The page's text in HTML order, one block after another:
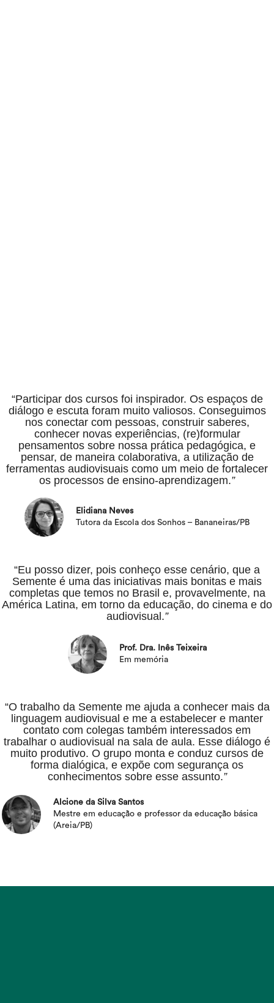
“Participar dos cursos foi inspirador. Os espaços de
diálogo e escuta foram muito valiosos. Conseguimos
nos conectar com pessoas, construir saberes,
conhecer novas experiências, (re)formular
pensamentos sobre nossa prática pedagógica, e
pensar, de maneira colaborativa, a utilização de
ferramentas audiovisuais como um meio de fortalecer
os processos de ensino-aprendizagem.”
Elidiana Neves
Tutora da Escola dos Sonhos – Bananeiras/PB
“Eu posso dizer, pois conheço esse cenário, que a
Semente é uma das iniciativas mais bonitas e mais
completas que temos no Brasil e, provavelmente, na
América Latina, em torno da educação, do cinema e do
audiovisual.”
Prof. Dra. Inês Teixeira
Em memória
“O trabalho da Semente me ajuda a conhecer mais da
linguagem audiovisual e me a estabelecer e manter
contato com colegas também interessados em
trabalhar o audiovisual na sala de aula. Esse diálogo é
muito produtivo. O grupo monta e conduz cursos de
forma dialógica, e expõe com segurança os
conhecimentos sobre esse assunto.”
Alcione da Silva Santos
Mestre em educação e professor da educação básica
(Areia/PB)